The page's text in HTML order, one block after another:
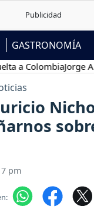
GASTRONOMÍA
a ColombiaJorge
pm